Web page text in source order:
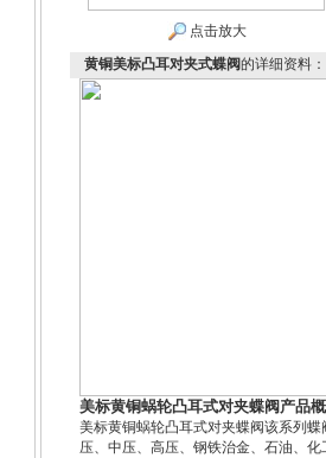
点击放大
黄铜美标凸耳对夹式蝶阀的详细资料：
美标黄铜蜗轮凸耳式对夹蝶阀产品
美标黄铜蜗轮凸耳式对夹蝶阀该系列
压、中压、高压、钢铁治金、石油、